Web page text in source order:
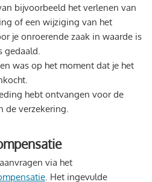
bijvoorbeeld het verlenen van
of een wijziging van het
je onroerende zaak in waarde is
gedaald.
was op het moment dat je het
hebt ontvangen voor de
de verzekering.
via het
. Het ingevulde